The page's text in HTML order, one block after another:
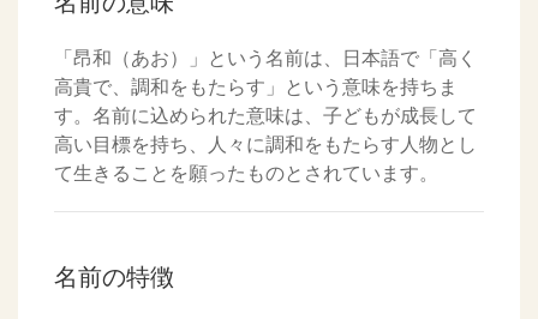
「昂和（あお）」という名前は、日本語で「高く
高貴で、調和をもたらす」という意味を持ちま
す。名前に込められた意味は、子どもが成長して
高い目標を持ち、人々に調和をもたらす人物とし
て生きることを願ったものとされています。
名前の特徴